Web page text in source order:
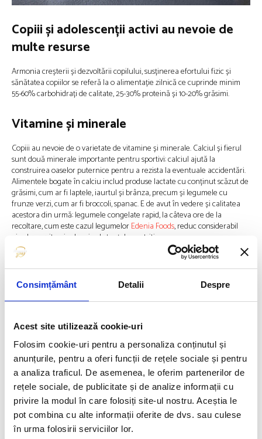
Consimțământ Detalii Despre
Acest site utilizează cookie-uri
Folosim cookie-uri pentru a personaliza conținutul și
anunțurile, pentru a oferi funcții de rețele sociale și pentru
a analiza traficul. De asemenea, le oferim partenerilor de
rețele sociale, de publicitate și de analize informații cu
privire la modul în care folosiți site-ul nostru. Aceștia le
pot combina cu alte informații oferite de dvs. sau culese
în urma folosirii serviciilor lor.
Copiii și adolescenții activi au nevoie de
multe resurse
Armonia creșterii și dezvoltării copilului, susținerea efortului fizic și
sănătatea copiilor se referă la o alimentație zilnică ce cuprinde minim
55-60% carbohidrați de calitate, 25-30% proteină și 10-20% grăsimi.
Vitamine și minerale
Copiii au nevoie de o varietate de vitamine și minerale. Calciul și fierul
sunt două minerale importante pentru sportivi: calciul ajută la
construirea oaselor puternice pentru a rezista la eventuale accidentări.
Alimentele bogate în calciu includ produse lactate cu conținut scăzut de
grăsimi, cum ar fi laptele, iaurtul și brânza, precum și legumele cu
frunze verzi, cum ar fi broccoli, spanac. E de avut în vedere și calitatea
acestora din urmă: legumele congelate rapid, la câteva ore de la
recoltare, cum este cazul legumelorEdenia Foods, reduc considerabil
pierderea vitaminelor și substanțelor nutritive.
Fierul ajută la transportul oxigenului către toate părțile corpului care au
somonul, ouăle, fructele uscate, legumele cu frunze verzi și cerealele
integrale.
Ce trebuie să știm despre proteine?
Proteinele ajută la construirea și repararea mușchilor, iar majoritatea
copiilor le primesc din belșug într-o dietă echilibrată. Alimentele bogate
în proteine ​​includ pește, carne slabă și carne de pasăre, produse lactate,
fasole, nuci.
La ce sunt buni carbohidrați?